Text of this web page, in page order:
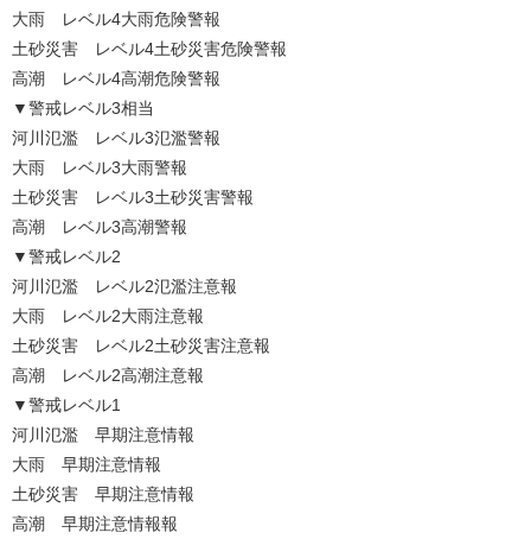
大雨 レベル4大雨危険警報
土砂災害 レベル4土砂災害危険警報
高潮 レベル4高潮危険警報
▼警戒レベル3相当
河川氾濫 レベル3氾濫警報
大雨 レベル3大雨警報
土砂災害 レベル3土砂災害警報
高潮 レベル3高潮警報
▼警戒レベル2
河川氾濫 レベル2氾濫注意報
大雨 レベル2大雨注意報
土砂災害 レベル2土砂災害注意報
高潮 レベル2高潮注意報
▼警戒レベル1
河川氾濫 早期注意情報
大雨 早期注意情報
土砂災害 早期注意情報
高潮 早期注意情報報